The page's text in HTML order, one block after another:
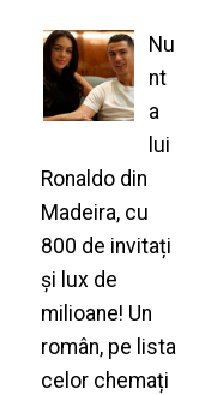
Nu
nt
a
lui
Ronaldo din
Madeira, cu
800 de invitați
și lux de
milioane! Un
român, pe lista
celor chemați